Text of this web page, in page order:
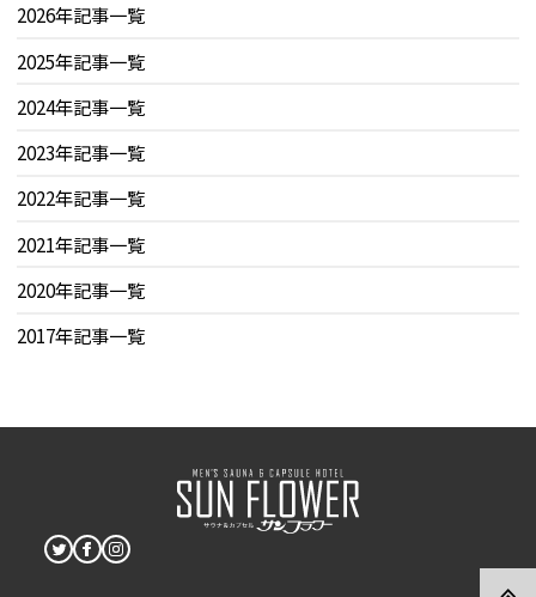
2026年記事一覧
2025年記事一覧
2024年記事一覧
2023年記事一覧
2022年記事一覧
2021年記事一覧
2020年記事一覧
2017年記事一覧